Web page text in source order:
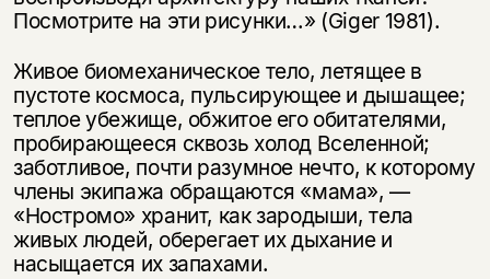
Посмотрите на эти рисунки…» (Giger 1981).
Живое биомеханическое тело, летящее в
пустоте космоса, пульсирующее и дышащее;
теплое убежище, обжитое его обитателями,
пробирающееся сквозь холод Вселенной;
заботливое, почти разумное нечто, к которому
члены экипажа обращаются «мама», —
«Ностромо» хранит, как зародыши, тела
живых людей, оберегает их дыхание и
насыщается их запахами.